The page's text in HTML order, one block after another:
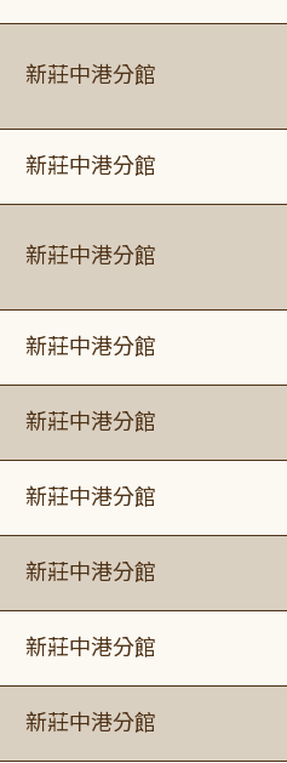
新莊中港分館
新莊中港分館
新莊中港分館
新莊中港分館
新莊中港分館
新莊中港分館
新莊中港分館
新莊中港分館
新莊中港分館